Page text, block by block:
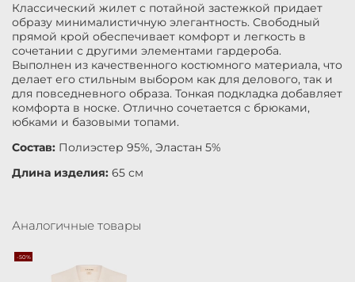
Классический жилет с потайной застежкой придает
образу минималистичную элегантность. Свободный
прямой крой обеспечивает комфорт и легкость в
сочетании с другими элементами гардероба.
Выполнен из качественного костюмного материала, что
делает его стильным выбором как для делового, так и
для повседневного образа. Тонкая подкладка добавляет
комфорта в носке. Отлично сочетается с брюками,
юбками и базовыми топами.
Состав: Полиэстер 95%, Эластан 5%
Длина изделия: 65 см
Аналогичные товары
-50%